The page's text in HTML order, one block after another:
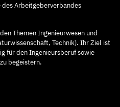
Arbeitgeberverbandes
Themen Ingenieurwesen und
Technik). Ihr Ziel ist
für den Ingenieursberuf sowie
begeistern.